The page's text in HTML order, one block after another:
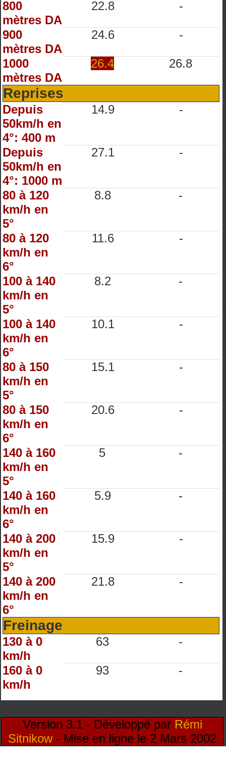
800
mètres DA
22.8 -
900
mètres DA
24.6 -
1000
mètres DA
26.4 26.8
Reprises
Depuis
50km/h en
4°: 400 m
14.9 -
Depuis
50km/h en
4°: 1000 m
27.1 -
80 à 120
km/h en
5°
8.8 -
80 à 120
km/h en
6°
11.6 -
100 à 140
km/h en
5°
8.2 -
100 à 140
km/h en
6°
10.1 -
80 à 150
km/h en
5°
15.1 -
80 à 150
km/h en
6°
20.6 -
140 à 160
km/h en
5°
5 -
140 à 160
km/h en
6°
5.9 -
140 à 200
km/h en
5°
15.9 -
140 à 200
km/h en
6°
21.8 -
Freinage
130 à 0
km/h
63 -
160 à 0
km/h
93 -
Version 3.1 - Développé par Rémi
Sitnikow- Mise en ligne le 2 Mars 2002